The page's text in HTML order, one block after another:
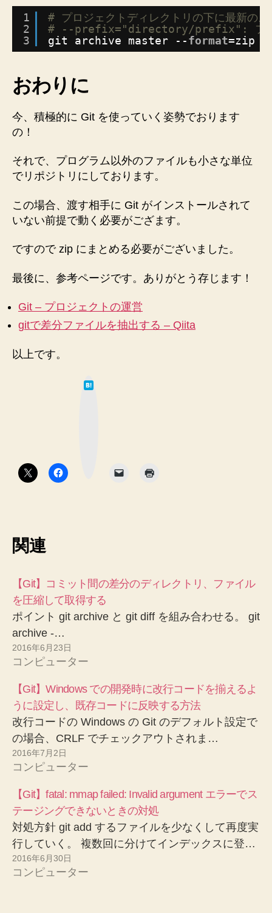
イ
ル
を
作
コ
へ
の
1
2
3
# プロジェクトディレクトリの下に最新の
# --prefix="directory/prefix": フォルダ
git archive master --format=zip
おわりに
今、積極的に Git を使っていく姿勢でおります
の！
それで、プログラム以外のファイルも小さな単位
でリポジトリにしております。
この場合、渡す相手に Git がインストールされて
いない前提で動く必要がござます。
ですので zip にまとめる必要がございました。
最後に、参考ページです。ありがとう存じます！
Git – プロジェクトの運営
gitで差分ファイルを抽出する – Qiita
以上です。
関連
【Git】コミット間の差分のディレクトリ、ファイル
を圧縮して取得する
ポイント git archive と git diff を組み合わせる。 git
archive -…
2016年6月23日
コンピューター
【Git】Windows での開発時に改行コードを揃えるよ
うに設定し、既存コードに反映する方法
改行コードの Windows の Git のデフォルト設定で
の場合、CRLF でチェックアウトされま…
2016年7月2日
コンピューター
【Git】fatal: mmap failed: Invalid argument エラーでス
テージングできないときの対処
対処方針 git add するファイルを少なくして再度実
行していく。 複数回に分けてインデックスに登…
2016年6月30日
コンピューター